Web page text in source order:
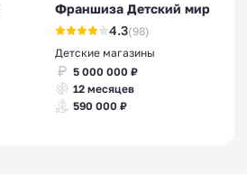
Франшиза Детский мир
4.3(98)
Детские магазины
5 000 000 ₽
12 месяцев
590 000 ₽